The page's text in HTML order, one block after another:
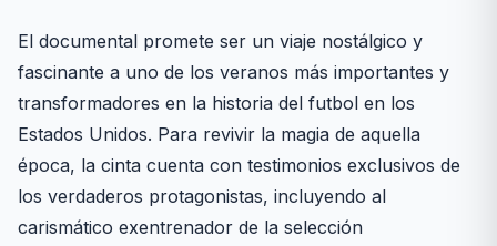
El documental promete ser un viaje nostálgico y
fascinante a uno de los veranos más importantes y
transformadores en la historia del futbol en los
Estados Unidos. Para revivir la magia de aquella
época, la cinta cuenta con testimonios exclusivos de
los verdaderos protagonistas, incluyendo al
carismático exentrenador de la selección